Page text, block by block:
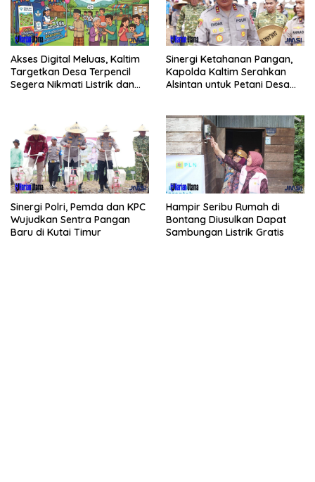
Akses Digital Meluas, Kaltim
Targetkan Desa Terpencil
Segera Nikmati Listrik dan
Sinergi Ketahanan Pangan,
Kapolda Kaltim Serahkan
Alsintan untuk Petani Desa
Sinergi Polri, Pemda dan KPC
Wujudkan Sentra Pangan
Baru di Kutai Timur
Hampir Seribu Rumah di
Bontang Diusulkan Dapat
Sambungan Listrik Gratis